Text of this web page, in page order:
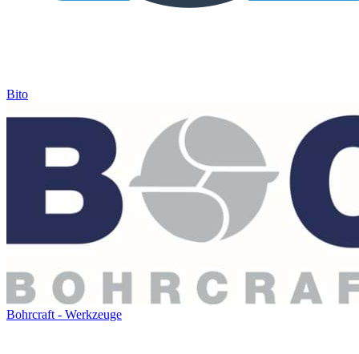
Bito
Bohrcraft - Werkzeuge